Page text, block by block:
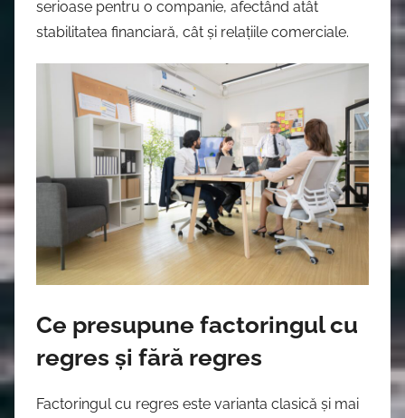
serioase pentru o companie, afectând atât
stabilitatea financiară, cât și relațiile comerciale.
Ce presupune factoringul cu
regres și fără regres
Factoringul cu regres este varianta clasică și mai